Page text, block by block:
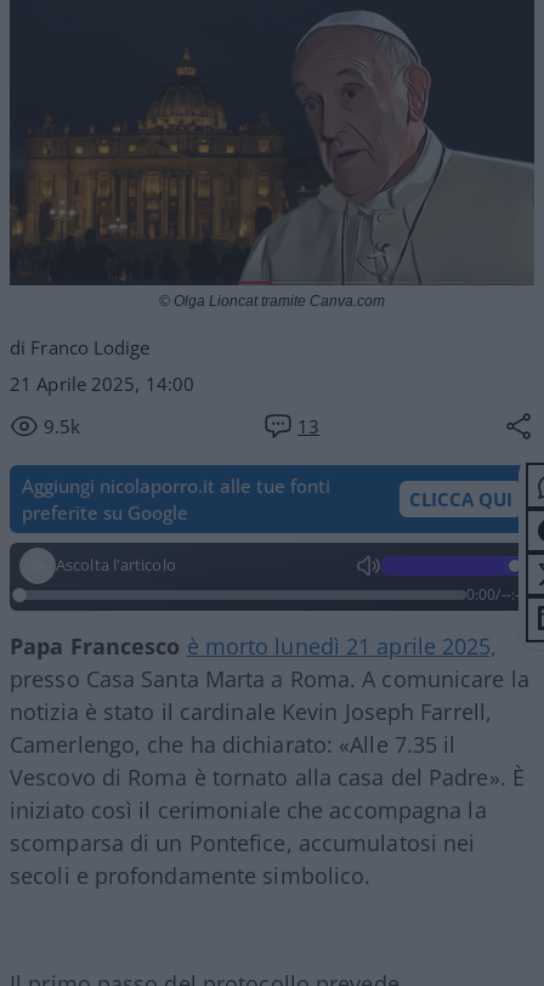
di Franco Lodige
21 Aprile 2025, 14:00
9.5k
13
© Olga Lioncat tramite Canva.com
Aggiungi nicolaporro.it alle tue fonti
preferite su Google
CLICCA QUI
Ascolta l'articolo
0:00/--:--
Papa Francesco è morto lunedì 21 aprile 2025,
presso Casa Santa Marta a Roma. A comunicare la
notizia è stato il cardinale Kevin Joseph Farrell,
Camerlengo, che ha dichiarato: «Alle 7.35 il
Vescovo di Roma è tornato alla casa del Padre». È
iniziato così il cerimoniale che accompagna la
scomparsa di un Pontefice, accumulatosi nei
secoli e profondamente simbolico.